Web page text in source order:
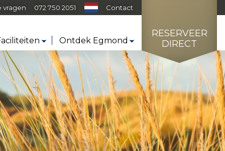
vragen 072 750 2051 Contact
Ontdek Egmond
RESERVEER
DIRECT